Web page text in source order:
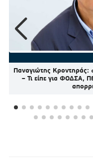
Παναγιώτης Κροντηράς:
– Τι είπε για ΦΟΔΣΑ,